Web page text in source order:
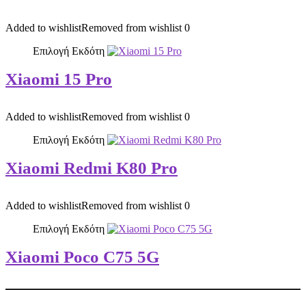
Added to wishlistRemoved from wishlist 0
Επιλογή Εκδότη
Xiaomi 15 Pro
Added to wishlistRemoved from wishlist 0
Επιλογή Εκδότη
Xiaomi Redmi K80 Pro
Added to wishlistRemoved from wishlist 0
Επιλογή Εκδότη
Xiaomi Poco C75 5G